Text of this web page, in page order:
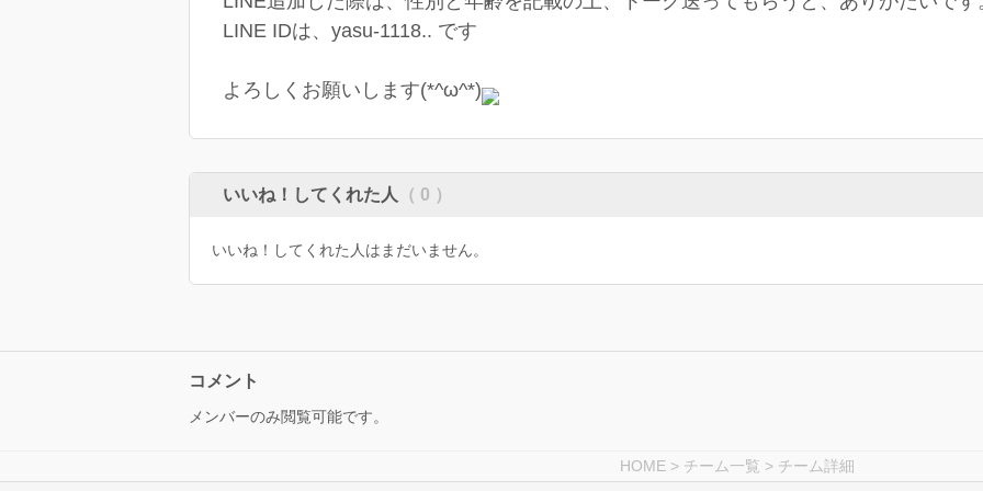
LINE IDは、yasu-1118.. です
よろしくお願いします(*^ω^*)
いいね！してくれた人 （ 0 ）
いいね！してくれた人はまだいません。
コメント
メンバーのみ閲覧可能です。
HOME > チーム一覧 > チーム詳細